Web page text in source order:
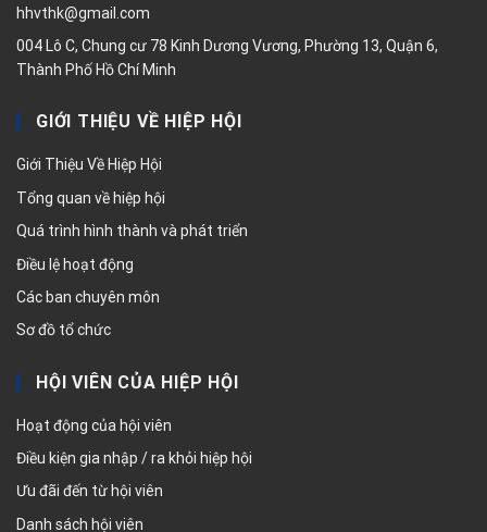
hhvthk@gmail.com
004 Lô C, Chung cư 78 Kinh Dương Vương, Phường 13, Quận 6,
Thành Phố Hồ Chí Minh
GIỚI THIỆU VỀ HIỆP HỘI
Giới Thiệu Về Hiệp Hội
Tổng quan về hiệp hội
Quá trình hình thành và phát triển
Điều lệ hoạt động
Các ban chuyên môn
Sơ đồ tổ chức
HỘI VIÊN CỦA HIỆP HỘI
Hoạt động của hội viên
Điều kiện gia nhập / ra khỏi hiệp hội
Ưu đãi đến từ hội viên
Danh sách hội viên